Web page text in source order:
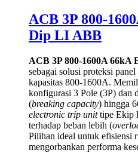
ACB 3P 800-
Dip LI ABB
ACB 3P 800-1600A
sebagai solusi proteksi
kapasitas 800-1600A.
konfigurasi 3 Pole (3P) dan
(breaking capacity) hingga
electronic trip unittipe Ekip
terhadap beban lebih (
Pilihan ideal untuk efisiensi
mengorbankan performa